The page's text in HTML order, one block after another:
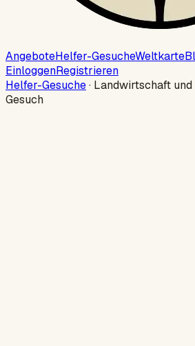
AngeboteHelfer-GesucheWeltkarte
EinloggenRegistrieren
Helfer-Gesuche· Landwirtschaft
Gesuch